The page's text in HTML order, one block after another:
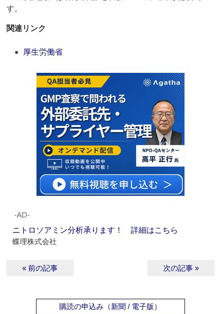
す。
関連リンク
厚生労働省
‐AD‐
ニトロソアミン分析承ります！ 詳細はこちら
蝶理株式会社
« 前の記事 次の記事 »
購読の申込み（新聞 / 電子版）